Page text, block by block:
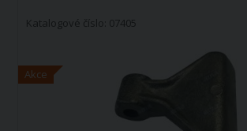
Akce
Katalogové číslo: 07405